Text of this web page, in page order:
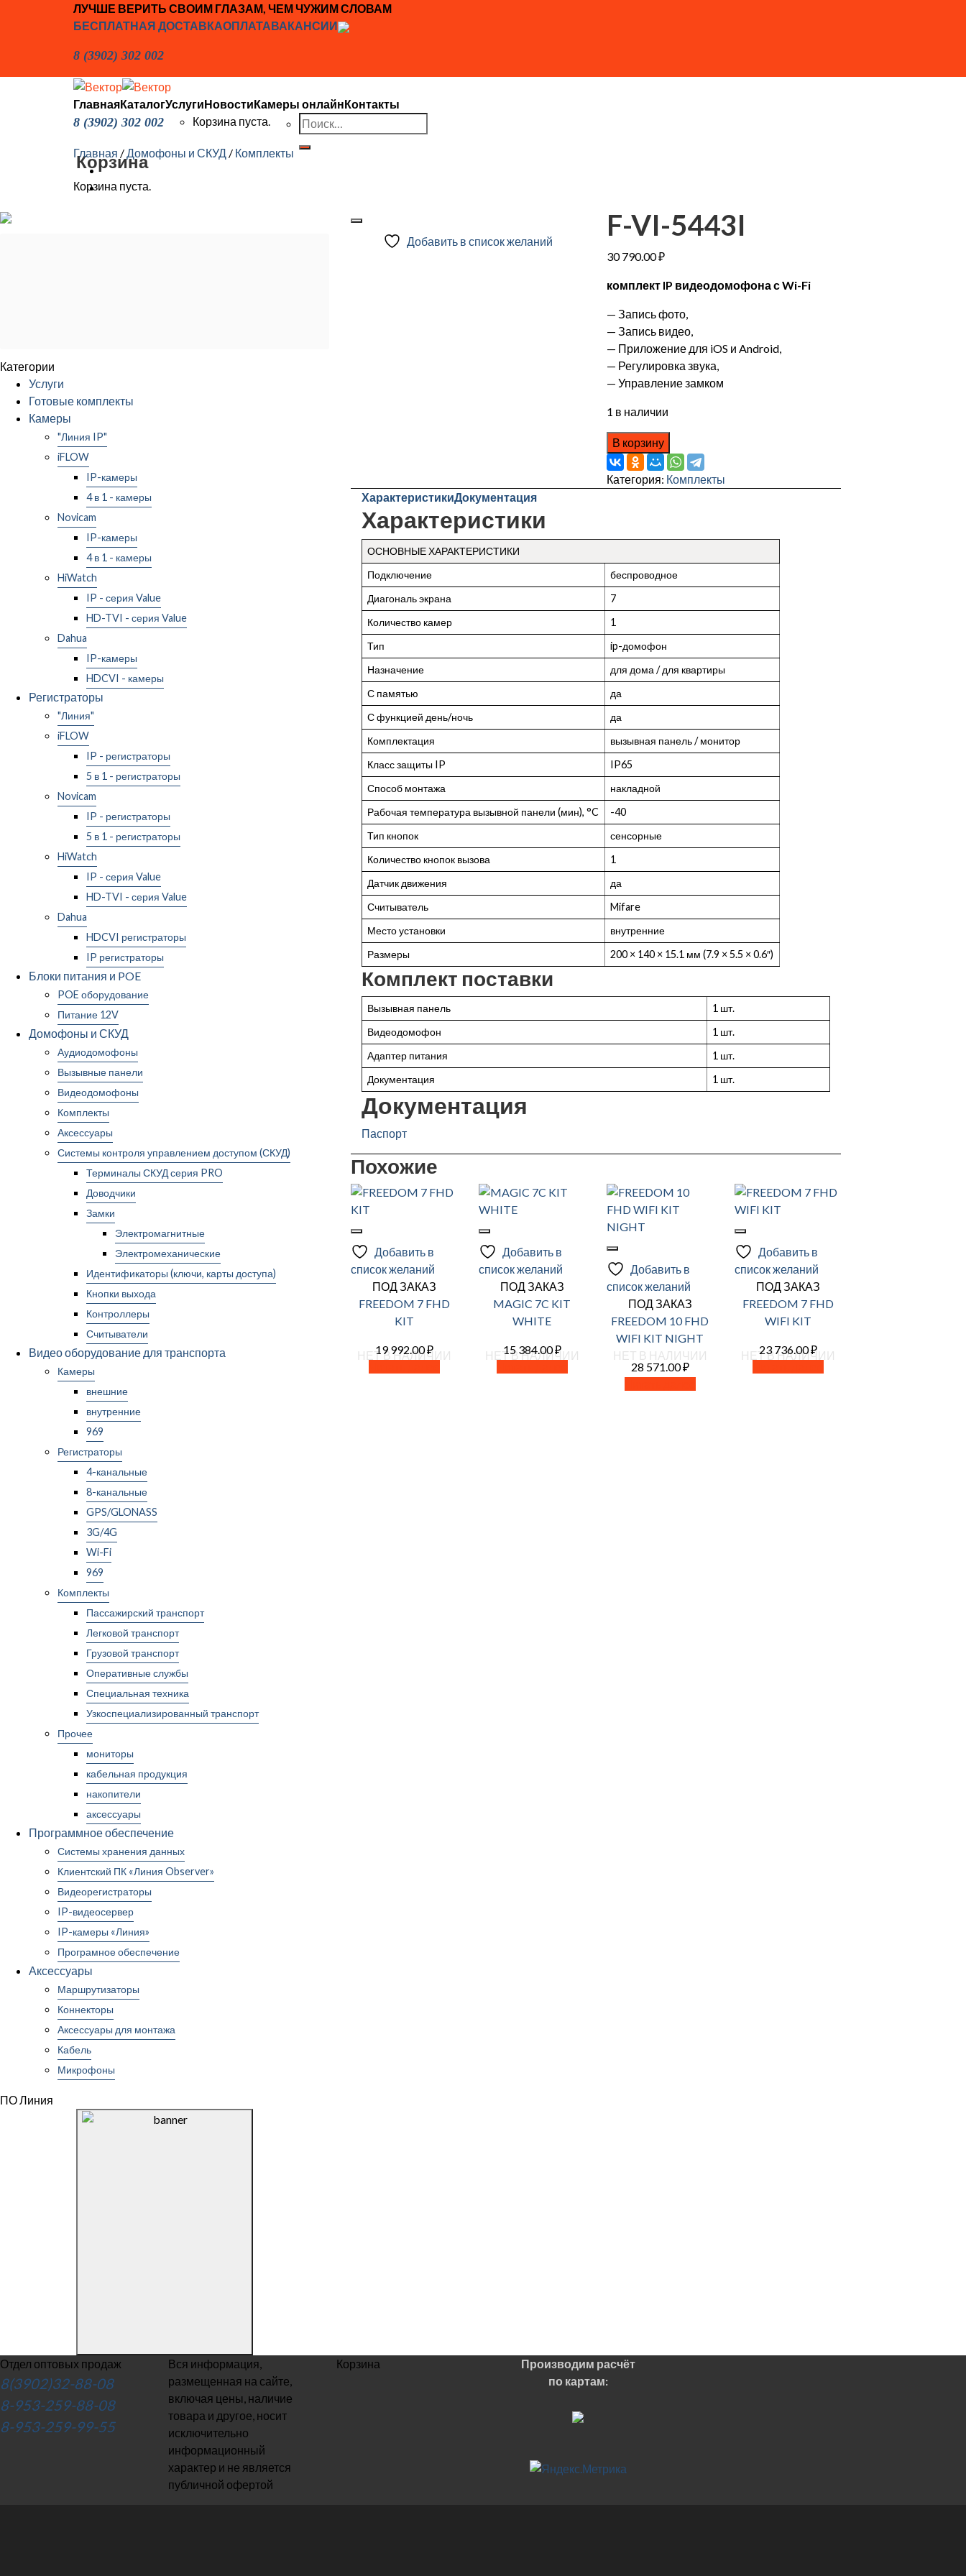
ЛУЧШЕ ВЕРИТЬ СВОИМ ГЛАЗАМ, ЧЕМ ЧУЖИМ СЛОВАМ
БЕСПЛАТНАЯ ДОСТАВКАОПЛАТАВАКАНСИИ
8 (3902) 302 002
ГлавнаяКаталогУслугиНовостиКамеры онлайнКонтакты
8 (3902) 302 002 Корзина пуста. Искать:
Корзина
Корзина пуста.
Главная /Домофоны и СКУД / Комплекты
Категории
Услуги
Готовые комплекты
Камеры
"Линия IP"
iFLOW
IP-камеры
4 в 1 - камеры
Novicam
IP-камеры
4 в 1 - камеры
HiWatch
IP - серия Value
HD-TVI - серия Value
Dahua
IP-камеры
HDCVI - камеры
Регистраторы
"Линия"
iFLOW
IP - регистраторы
5 в 1 - регистраторы
Novicam
IP - регистраторы
5 в 1 - регистраторы
HiWatch
IP - серия Value
HD-TVI - серия Value
Dahua
HDCVI регистраторы
IP регистраторы
Блоки питания и POE
POE оборудование
Питание 12V
Домофоны и СКУД
Аудиодомофоны
Вызывные панели
Видеодомофоны
Комплекты
Аксессуары
Системы контроля управлением доступом (СКУД)
Терминалы СКУД серия PRO
Доводчики
Замки
Электромагнитные
Электромеханические
Идентификаторы (ключи, карты доступа)
Кнопки выхода
Контроллеры
Считыватели
Видео оборудование для транспорта
Камеры
внешние
внутренние
969
Регистраторы
4-канальные
8-канальные
GPS/GLONASS
3G/4G
Wi-Fi
969
Комплекты
Пассажирский транспорт
Легковой транспорт
Грузовой транспорт
Оперативные службы
Специальная техника
Узкоспециализированный транспорт
Прочее
мониторы
кабельная продукция
накопители
аксессуары
Программное обеспечение
Системы хранения данных
Клиентский ПК «Линия Observer»
Видеорегистраторы
IP-видеосервер
IP-камеры «Линия»
Програмное обеспечение
Аксессуары
Маршрутизаторы
Коннекторы
Аксессуары для монтажа
Кабель
Микрофоны
ПО Линия
Добавить в список желаний F-VI-5443I
30 790.00₽
комплект IP видеодомофона с Wi-Fi
— Запись фото,
— Запись видео,
— Приложение для iOS и Android,
— Регулировка звука,
— Управление замком
1 в наличии
В корзину
Категория: Комплекты
ХарактеристикиДокументация
Характеристики
ОСНОВНЫЕ ХАРАКТЕРИСТИКИ
Подключение
беспроводное
Диагональ экрана
7
Количество камер
1
Тип
ip-домофон
Назначение
для дома / для квартиры
С памятью
да
С функцией день/ночь
да
Комплектация
вызывная панель / монитор
Класс защиты IP
IP65
Способ монтажа
накладной
Рабочая температура вызывной панели (мин), °C
-40
Тип кнопок
сенсорные
Количество кнопок вызова
1
Датчик движения
да
Считыватель
Mifare
Место установки
внутренние
Размеры
200 × 140 × 15.1 мм (7.9 × 5.5 × 0.6″)
Комплект поставки
Вызывная панель
1 шт.
Видеодомофон
1 шт.
Адаптер питания
1 шт.
Документация
1 шт.
Документация
Паспорт
Похожие
Добавить в
список желаний
НЕТ В НАЛИЧИИ
ПОД ЗАКАЗ
FREEDOM 7 FHD
KIT
19 992.00₽
Добавить в
список желаний
НЕТ В НАЛИЧИИ
ПОД ЗАКАЗ
MAGIC 7C KIT
WHITE
15 384.00₽
Добавить в
список желаний
НЕТ В НАЛИЧИИ
ПОД ЗАКАЗ
FREEDOM 10 FHD
WIFI KIT NIGHT
28 571.00₽
Добавить в
список желаний
НЕТ В НАЛИЧИИ
ПОД ЗАКАЗ
FREEDOM 7 FHD
WIFI KIT
23 736.00₽
Отдел оптовых продаж
8(3902)32-88-08
8-953-259-88-08
8-953-259-99-55
Вся информация,
размещенная на сайте,
включая цены, наличие
товара и другое, носит
исключительно
информационный
характер и не является
публичной офертой
Корзина
Производим расчёт
по картам: